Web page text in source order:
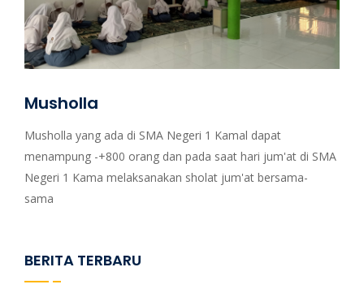
Musholla
Musholla yang ada di SMA Negeri 1 Kamal dapat
menampung -+800 orang dan pada saat hari jum'at di SMA
Negeri 1 Kama melaksanakan sholat jum'at bersama-
sama
BERITA TERBARU